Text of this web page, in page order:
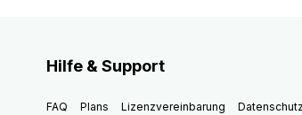
Hilfe & Support
FAQ Plans Lizenzvereinbarung